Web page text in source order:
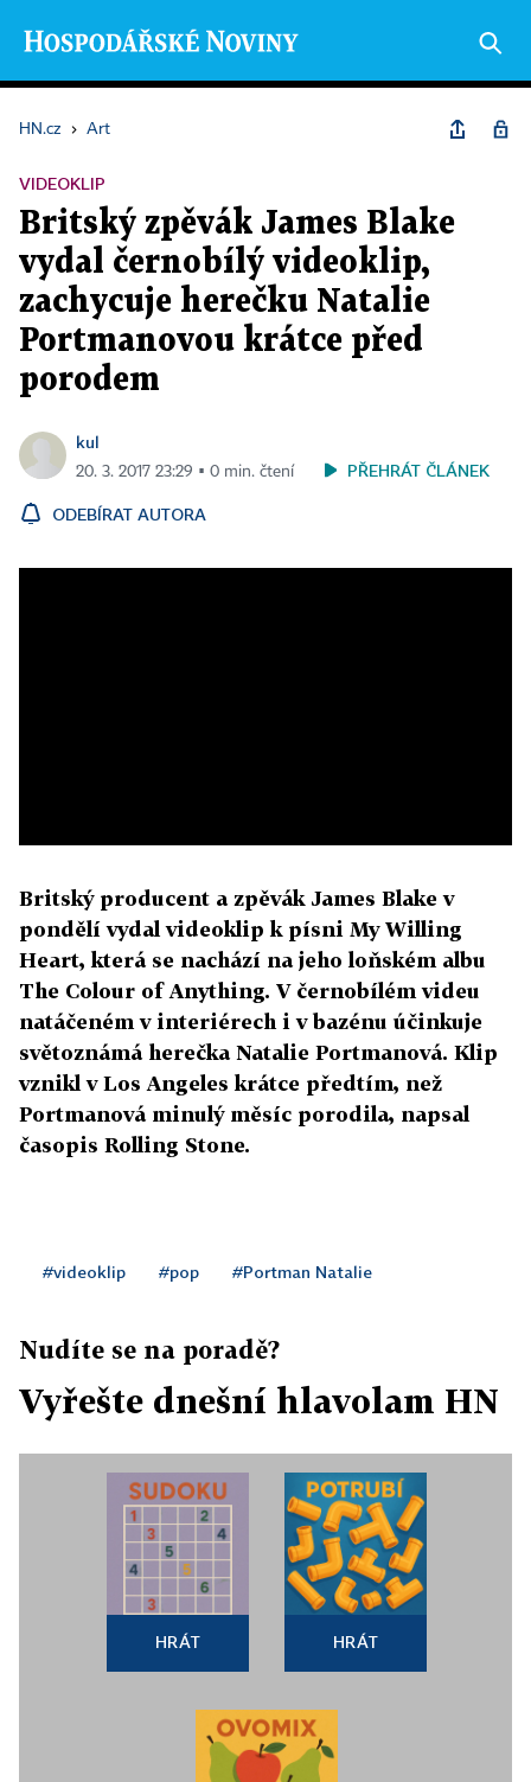
HN.cz › Art
VIDEOKLIP
Britský zpěvák James Blake
vydal černobílý videoklip,
zachycuje herečku Natalie
Portmanovou krátce před
porodem
kul
20. 3. 2017 23:29 ▪ 0 min. čtení PŘEHRÁT ČLÁNEK
ODEBÍRAT AUTORA
Britský producent a zpěvák James Blake v
pondělí vydal videoklip k písni My Willing
Heart, která se nachází na jeho loňském albu
The Colour of Anything. V černobílém videu
natáčeném v interiérech i v bazénu účinkuje
světoznámá herečka Natalie Portmanová. Klip
vznikl v Los Angeles krátce předtím, než
Portmanová minulý měsíc porodila, napsal
časopis Rolling Stone.
#videoklip #pop #Portman Natalie
Nudíte se na poradě?
Vyřešte dnešní hlavolam HN
HRÁT HRÁT